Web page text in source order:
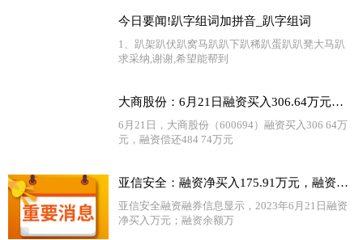
今日要闻!趴字组词加拼音_趴字组词
1、趴架趴伏趴窝马趴趴下趴稀趴蛋趴趴凳大马趴
求采纳,谢谢,希望能帮到
大商股份：6月21日融资买入306.64万元，融资融券余额3.25亿元
6月21日，大商股份（600694）融资买入306 64万
元，融资偿还484 74万元
亚信安全：融资净买入175.91万元，融资余额2857.55万元（06-21） 每日关注
亚信安全融资融券信息显示，2023年6月21日融资
净买入万元；融资余额万